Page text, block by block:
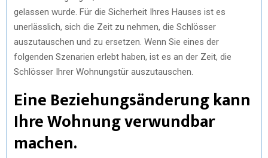
gelassen wurde. Für die Sicherheit Ihres Hauses ist es
unerlässlich, sich die Zeit zu nehmen, die Schlösser
auszutauschen und zu ersetzen. Wenn Sie eines der
folgenden Szenarien erlebt haben, ist es an der Zeit, die
Schlösser Ihrer Wohnungstür auszutauschen.
Eine Beziehungsänderung kann
Ihre Wohnung verwundbar
machen.